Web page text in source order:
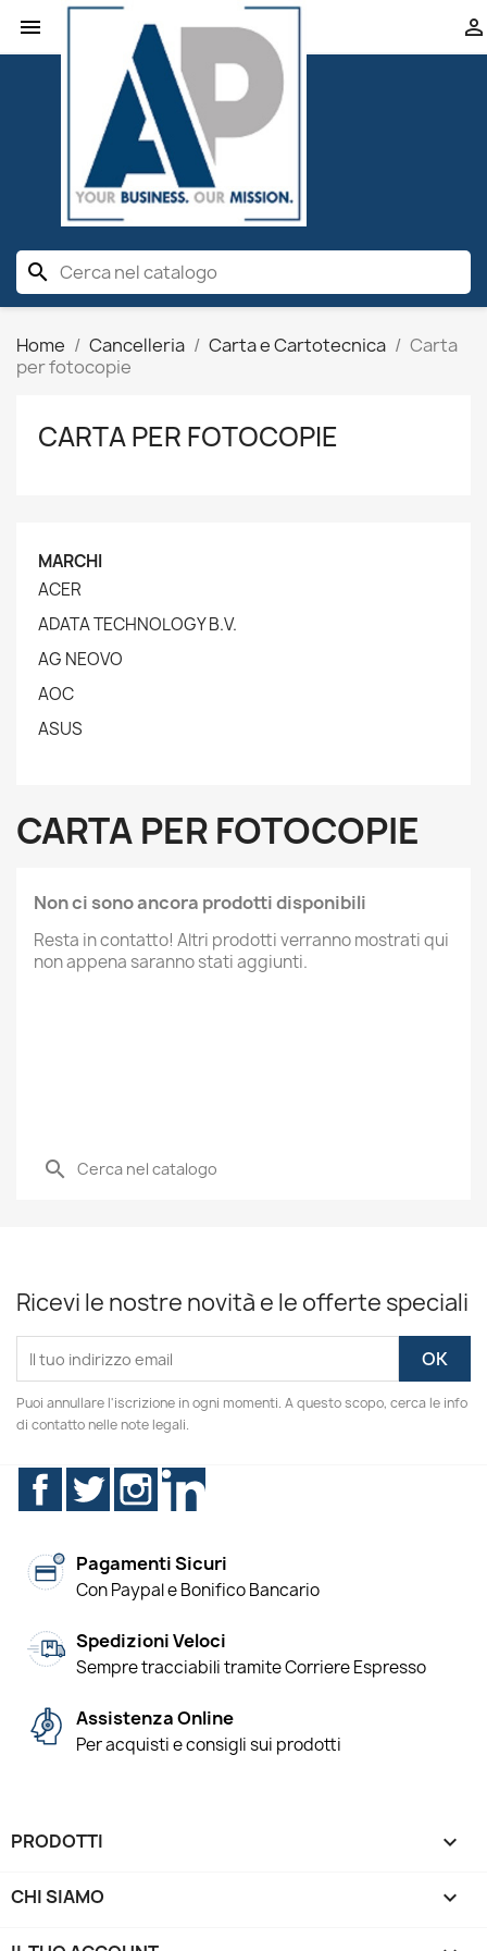
 
search
Home Cancelleria Carta e Cartotecnica
Carta
per fotocopie
CARTA PER FOTOCOPIE
MARCHI
ACER
ADATA TECHNOLOGY B.V.
AG NEOVO
AOC
ASUS
CARTA PER FOTOCOPIE
Non ci sono ancora prodotti disponibili
Resta in contatto! Altri prodotti verranno mostrati qui
non appena saranno stati aggiunti.
search
Ricevi le nostre novità e le offerte speciali
Puoi annullare l'iscrizione in ogni momenti. A questo scopo, cerca le info
di contatto nelle note legali.
FacebookTwitterInstagram
Pagamenti Sicuri
Con Paypal e Bonifico Bancario
Spedizioni Veloci
Sempre tracciabili tramite Corriere Espresso
Assistenza Online
Per acquisti e consigli sui prodotti
PRODOTTI 
CHI SIAMO 